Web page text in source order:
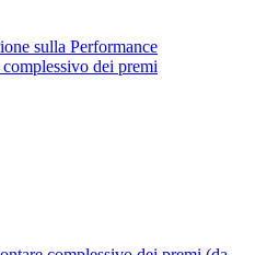
sulla Performance
dei premi